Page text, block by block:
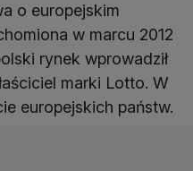
o europejskim
w marcu 2012
rynek wprowadził
marki Lotto. W
europejskich państw.